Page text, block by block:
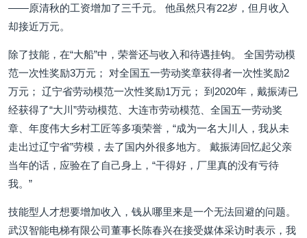
——原清秋的工资增加了三千元。 他虽然只有22岁，但月收入
却接近万元。
除了技能，在“大船”中，荣誉还与收入和待遇挂钩。 全国劳动模
范一次性奖励3万元； 对全国五一劳动奖章获得者一次性奖励2
万元； 辽宁省劳动模范一次性奖励1万元； 到2020年，戴振涛已
经获得了“大川”劳动模范、大连市劳动模范、全国五一劳动奖
章、年度伟大乡村工匠等多项荣誉，“成为一名大川人，我从未
走出过辽宁省”劳模，去了国内外很多地方。 戴振涛回忆起父亲
当年的话，应验在了自己身上，“干得好，厂里真的没有亏待
我。”
技能型人才想要增加收入，钱从哪里来是一个无法回避的问题。
武汉智能电梯有限公司董事长陈春兴在接受媒体采访时表示，我